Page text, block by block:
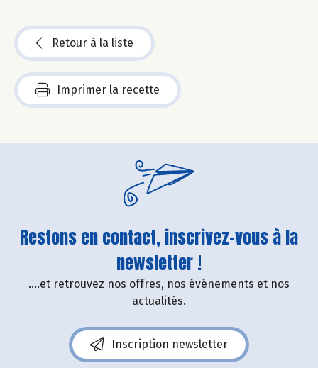
Retour à la liste
Imprimer la recette
Restons en contact, inscrivez-vous à la
newsletter !
....et retrouvez nos offres, nos événements et nos
actualités.
Inscription newsletter